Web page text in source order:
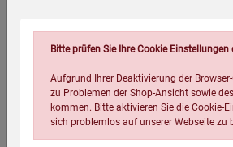
Bitte prüfen Sie Ihre Cookie Einstellungen
Aufgrund Ihrer Deaktivierung der
zu Problemen der Shop-Ansicht sowie
kommen. Bitte aktivieren Sie die Cookie-
sich problemlos auf unserer Webseite zu